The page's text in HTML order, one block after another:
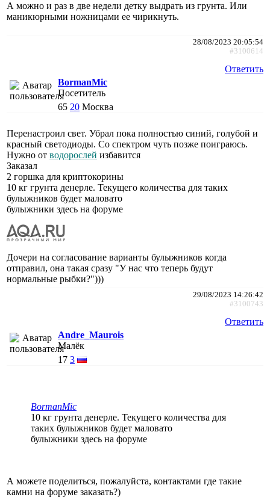
А можно и раз в две недели детку выдрать из грунта. Или
маникюрными ножницами ее чирикнуть.
28/08/2023 20:05:54
#3100614
Ответить
BormanMic
Посетитель
65 20 Москва
Перенастроил свет. Убрал пока полностью синий, голубой и
красный светодиоды. Со спектром чуть позже поиграюсь.
Нужно от водорослей избавится
Заказал
2 горшка для криптокорины
10 кг грунта денерле. Текущего количества для таких
булыжников будет маловато
булыжники здесь на форуме
Дочери на согласование варианты булыжников когда
отправил, она такая сразу "У нас что теперь будут
нормальные рыбки?")))
29/08/2023 14:26:42
#3100743
Ответить
Andre_Maurois
Малёк
17 3
BormanMic
10 кг грунта денерле. Текущего количества для
таких булыжников будет маловато
булыжники здесь на форуме
А можете поделиться, пожалуйста, контактами где такие
камни на форуме заказать?)